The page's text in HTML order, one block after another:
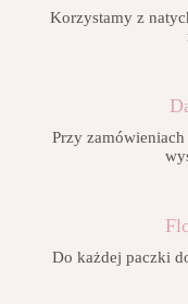
Korzystamy z
Przy
Do każdej paczki